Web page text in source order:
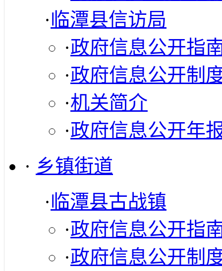
·临潭县信访局
·政府信息公开指
·政府信息公开制
·机关简介
·政府信息公开年
· 乡镇街道
·临潭县古战镇
·政府信息公开指
·政府信息公开制